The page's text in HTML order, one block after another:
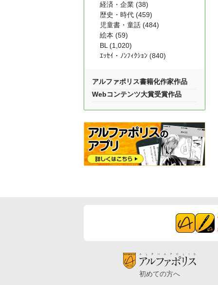
経済・企業 (38)
歴史・時代 (459)
児童書・童話 (484)
絵本 (59)
BL (1,020)
ｴｯｾｲ・ﾉﾝﾌｨｸｼｮﾝ (840)
アルファポリス書籍化作家作品
Webコンテンツ大賞受賞作品
初めての方へ